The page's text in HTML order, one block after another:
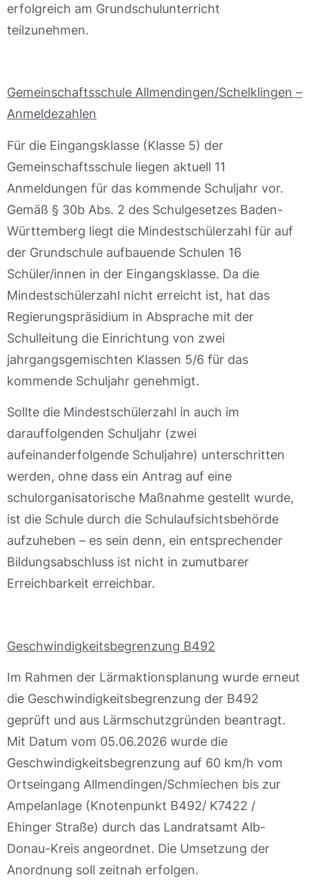
erfolgreich am Grundschulunterricht
teilzunehmen.
Gemeinschaftsschule Allmendingen/Schelklingen –
Anmeldezahlen
Für die Eingangsklasse (Klasse 5) der
Gemeinschaftsschule liegen aktuell 11
Anmeldungen für das kommende Schuljahr vor.
Gemäß § 30b Abs. 2 des Schulgesetzes Baden-
Württemberg liegt die Mindestschülerzahl für auf
der Grundschule aufbauende Schulen 16
Schüler/innen in der Eingangsklasse. Da die
Mindestschülerzahl nicht erreicht ist, hat das
Regierungspräsidium in Absprache mit der
Schulleitung die Einrichtung von zwei
jahrgangsgemischten Klassen 5/6 für das
kommende Schuljahr genehmigt.
Sollte die Mindestschülerzahl in auch im
darauffolgenden Schuljahr (zwei
aufeinanderfolgende Schuljahre) unterschritten
werden, ohne dass ein Antrag auf eine
schulorganisatorische Maßnahme gestellt wurde,
ist die Schule durch die Schulaufsichtsbehörde
aufzuheben – es sein denn, ein entsprechender
Bildungsabschluss ist nicht in zumutbarer
Erreichbarkeit erreichbar.
Geschwindigkeitsbegrenzung B492
Im Rahmen der Lärmaktionsplanung wurde erneut
die Geschwindigkeitsbegrenzung der B492
geprüft und aus Lärmschutzgründen beantragt.
Mit Datum vom 05.06.2026 wurde die
Geschwindigkeitsbegrenzung auf 60 km/h vom
Ortseingang Allmendingen/Schmiechen bis zur
Ampelanlage (Knotenpunkt B492/ K7422 /
Ehinger Straße) durch das Landratsamt Alb-
Donau-Kreis angeordnet. Die Umsetzung der
Anordnung soll zeitnah erfolgen.